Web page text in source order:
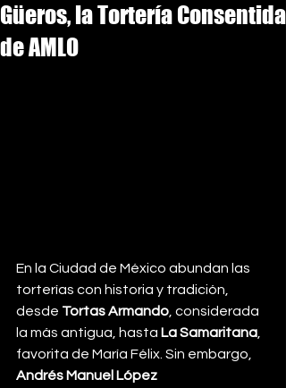
Güeros, la Tortería Consentida
de AMLO
En la Ciudad de México abundan las
torterías con historia y tradición,
desde Tortas Armando , considerada
la más antigua, hasta La Samaritana
favorita de María Félix. Sin embargo,
Andrés Manuel López